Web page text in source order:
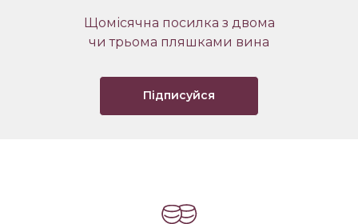
Щомісячна посилка з двома
чи трьома пляшками вина
Підписуйся